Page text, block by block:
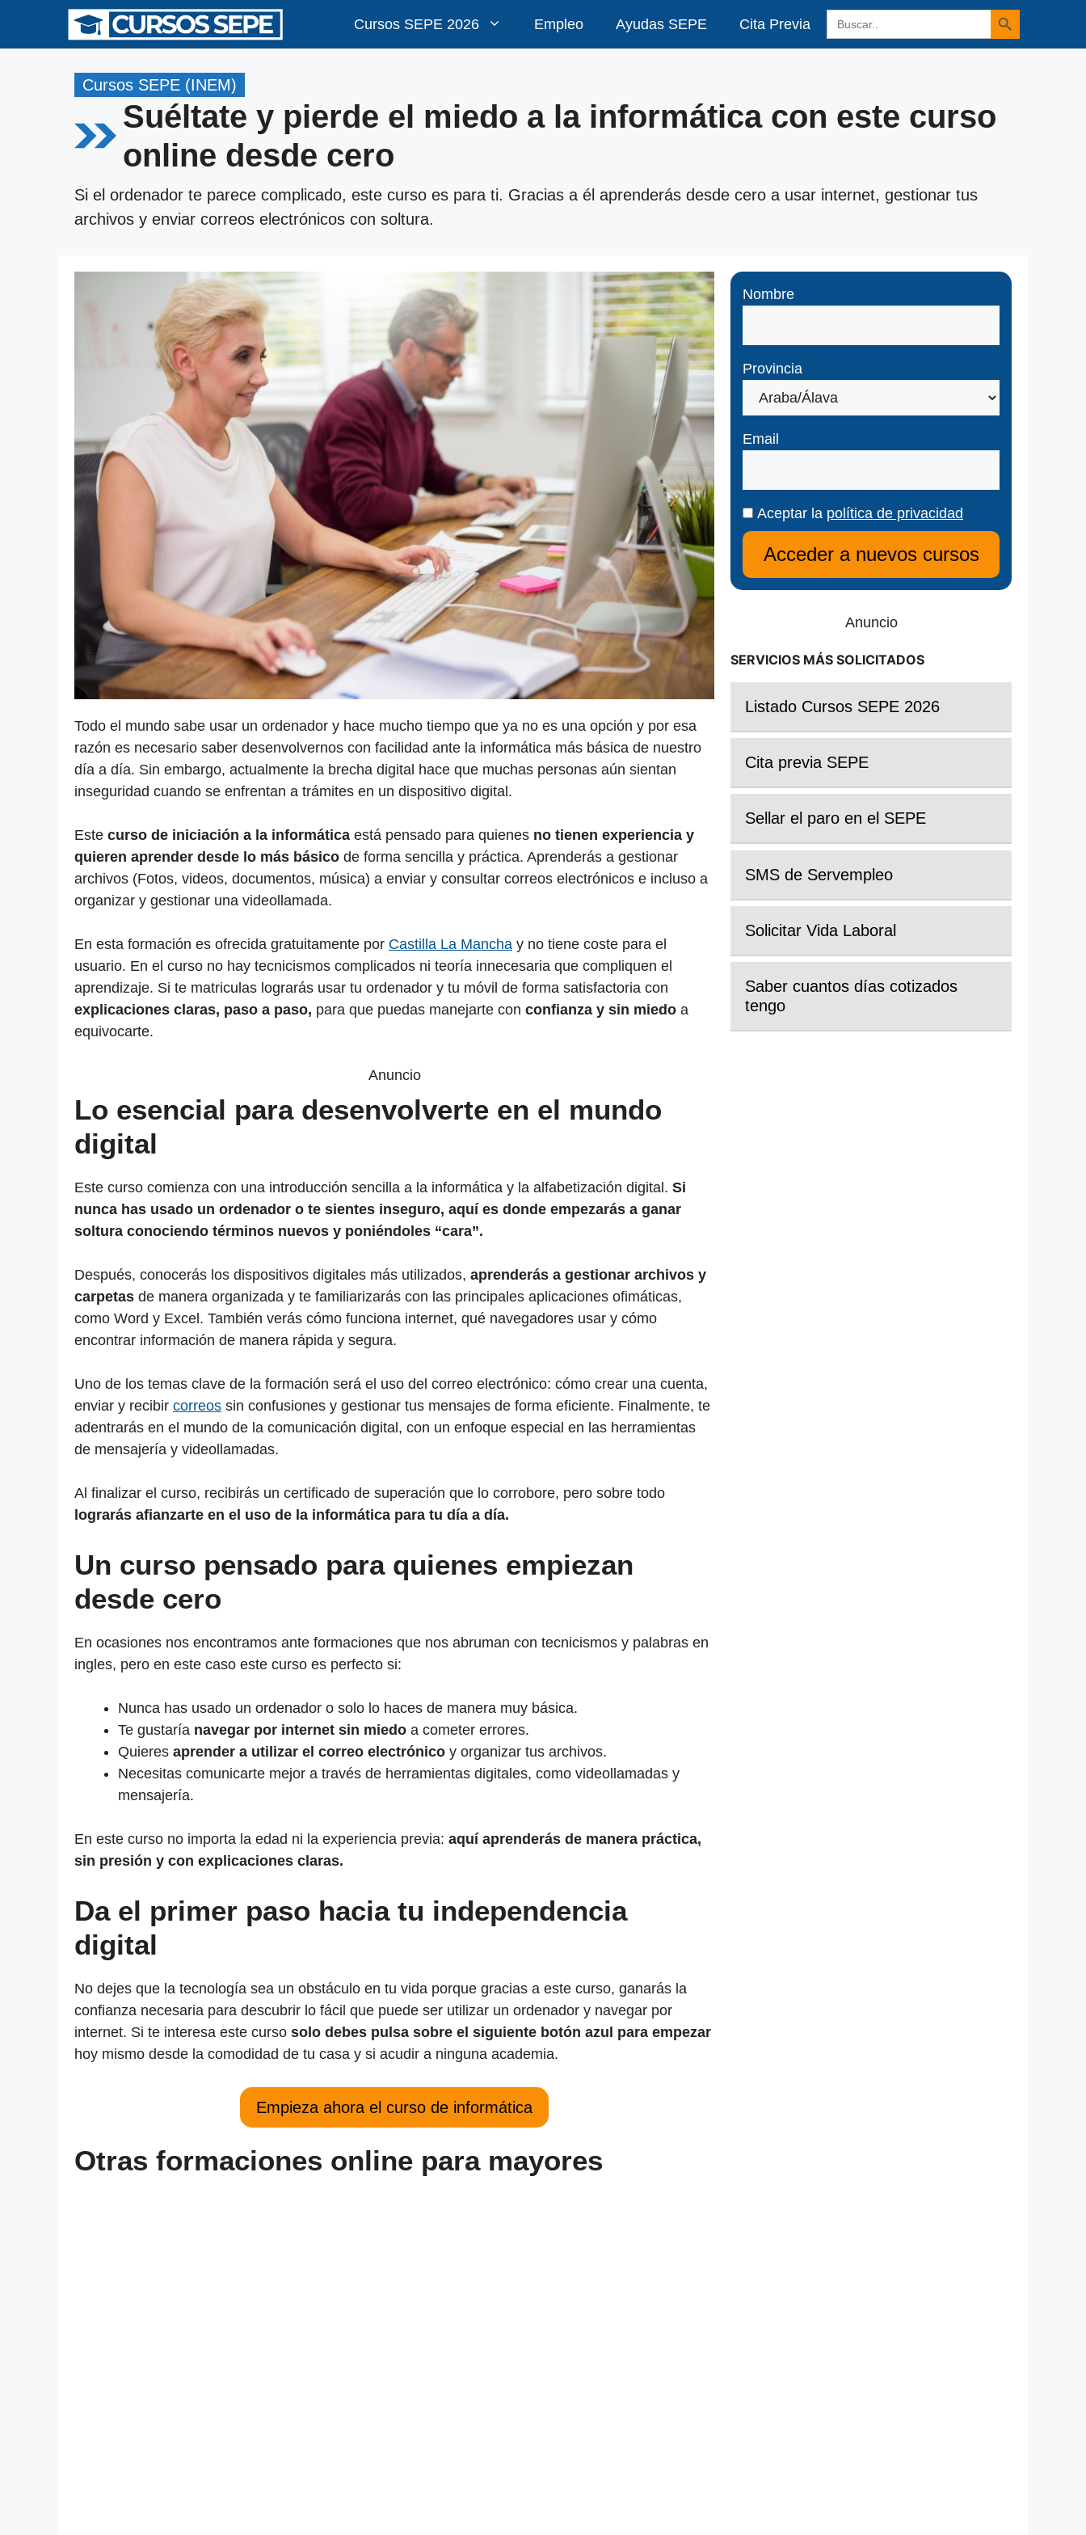
contenido
Cursos SEPE 2026 Empleo Ayudas SEPE Cita Previa Buscar: Botón de búsqueda
Cursos SEPE (INEM)
Suéltate y pierde el miedo a la informática con este curso
online desde cero
Si el ordenador te parece complicado, este curso es para ti. Gracias a él aprenderás desde cero a usar internet, gestionar tus
archivos y enviar correos electrónicos con soltura.
Todo el mundo sabe usar un ordenador y hace mucho tiempo que ya no es una opción y por esa
razón es necesario saber desenvolvernos con facilidad ante la informática más básica de nuestro
día a día. Sin embargo, actualmente la brecha digital hace que muchas personas aún sientan
inseguridad cuando se enfrentan a trámites en un dispositivo digital.
Este curso de iniciación a la informática está pensado para quienes no tienen experiencia y
quieren aprender desde lo más básico de forma sencilla y práctica. Aprenderás a gestionar
archivos (Fotos, videos, documentos, música) a enviar y consultar correos electrónicos e incluso a
organizar y gestionar una videollamada.
En esta formación es ofrecida gratuitamente por Castilla La Mancha y no tiene coste para el
usuario. En el curso no hay tecnicismos complicados ni teoría innecesaria que compliquen el
aprendizaje. Si te matriculas lograrás usar tu ordenador y tu móvil de forma satisfactoria con
explicaciones claras, paso a paso, para que puedas manejarte con confianza y sin miedo a
equivocarte.
Anuncio
Lo esencial para desenvolverte en el mundo
digital
Este curso comienza con una introducción sencilla a la informática y la alfabetización digital. Si
nunca has usado un ordenador o te sientes inseguro, aquí es donde empezarás a ganar
soltura conociendo términos nuevos y poniéndoles “cara”.
Después, conocerás los dispositivos digitales más utilizados, aprenderás a gestionar archivos y
carpetas de manera organizada y te familiarizarás con las principales aplicaciones ofimáticas,
como Word y Excel. También verás cómo funciona internet, qué navegadores usar y cómo
encontrar información de manera rápida y segura.
Uno de los temas clave de la formación será el uso del correo electrónico: cómo crear una cuenta,
enviar y recibir correos sin confusiones y gestionar tus mensajes de forma eficiente. Finalmente, te
adentrarás en el mundo de la comunicación digital, con un enfoque especial en las herramientas
de mensajería y videollamadas.
Al finalizar el curso, recibirás un certificado de superación que lo corrobore, pero sobre todo
lograrás afianzarte en el uso de la informática para tu día a día.
Un curso pensado para quienes empiezan
desde cero
En ocasiones nos encontramos ante formaciones que nos abruman con tecnicismos y palabras en
ingles, pero en este caso este curso es perfecto si:
Nunca has usado un ordenador o solo lo haces de manera muy básica.
Te gustaría navegar por internet sin miedo a cometer errores.
Quieres aprender a utilizar el correo electrónico y organizar tus archivos.
Necesitas comunicarte mejor a través de herramientas digitales, como videollamadas y
mensajería.
En este curso no importa la edad ni la experiencia previa: aquí aprenderás de manera práctica,
sin presión y con explicaciones claras.
Da el primer paso hacia tu independencia
digital
No dejes que la tecnología sea un obstáculo en tu vida porque gracias a este curso, ganarás la
confianza necesaria para descubrir lo fácil que puede ser utilizar un ordenador y navegar por
internet. Si te interesa este curso solo debes pulsa sobre el siguiente botón azul para empezar
hoy mismo desde la comodidad de tu casa y si acudir a ninguna academia.
Empieza ahora el curso de informática
Otras formaciones online para mayores
Nombre
Provincia
Email
Aceptar la política de privacidad
Anuncio
SERVICIOS MÁS SOLICITADOS
Listado Cursos SEPE 2026
Cita previa SEPE
Sellar el paro en el SEPE
SMS de Servempleo
Solicitar Vida Laboral
Saber cuantos días cotizados
tengo